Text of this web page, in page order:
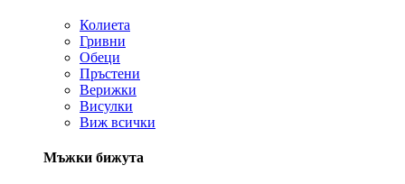
Колиета
Гривни
Обеци
Пръстени
Верижки
Висулки
Виж всички
Мъжки бижута